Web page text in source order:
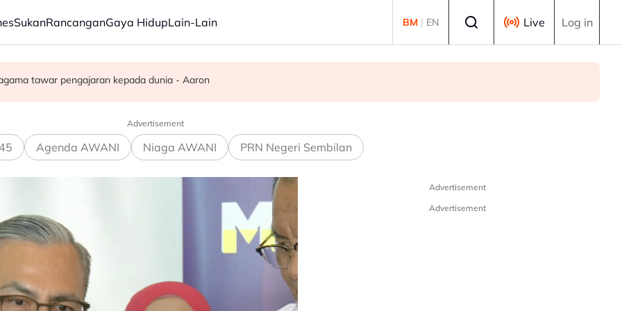
SukanRancanganGaya HidupLain-Lain BM | EN Live Log in
peratus - AADK
tawar pengajaran kepada dunia - Aaron
59 dicekup
Advertisement
Agenda AWANI Niaga AWANI PRN Negeri Sembilan
Advertisement
Advertisement